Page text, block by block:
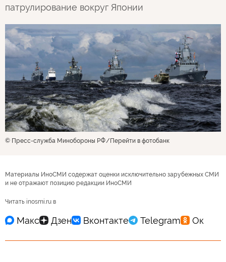
патрулирование вокруг Японии
© Пресс-служба Минобороны РФ Перейти в фотобанк
Материалы ИноСМИ содержат оценки исключительно зарубежных СМИ
и не отражают позицию редакции ИноСМИ
Читать inosmi.ru в